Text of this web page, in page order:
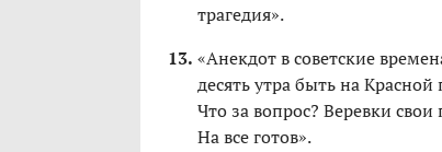
трагедия».
«Анекдот в советские
десять утра быть на
Что за вопрос? Веревки
На все готов».